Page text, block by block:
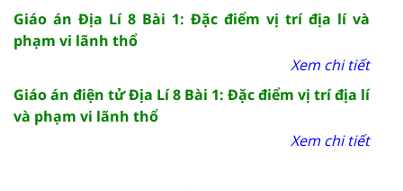
Giáo án Địa Lí 8 Bài 1: Đặc điểm vị trí địa lí và
phạm vi lãnh thổ
Xem chi tiết
Giáo án điện tử Địa Lí 8 Bài 1: Đặc điểm vị trí địa lí
và phạm vi lãnh thổ
Xem chi tiết